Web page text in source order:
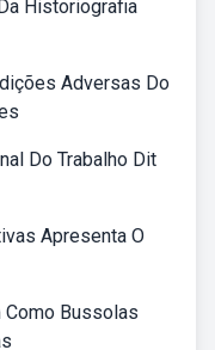
Historiografia
Adversas Do
Do Trabalho Dit
Apresenta O
Como Bussolas